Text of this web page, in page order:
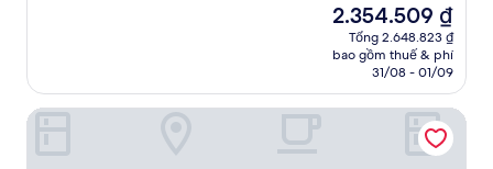
nhận
xét)
Giá
hiện
tại
2.354.509 ₫
2.354.509 ₫
Tổng 2.648.823 ₫
bao gồm thuế & phí
31/08 - 01/09
Four Points by Sheraton Tallahassee Downtown